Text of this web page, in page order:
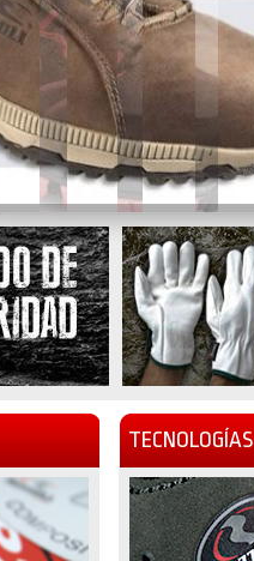
TECNOLOGÍAS